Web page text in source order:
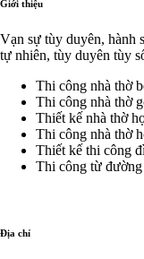
Giới thiệu
Vạn sự tùy duyên, hành
tự nhiên, tùy duyên tùy
Thi công nhà thờ
Thi công nhà thờ
Thiết kế nhà thờ
Thi công nhà thờ
Thiết kế thi công
Thi công từ
Địa chỉ